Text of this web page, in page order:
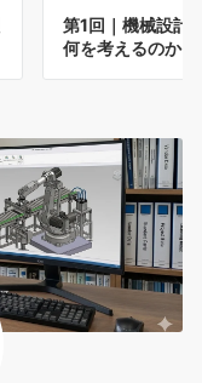
第1回｜機械設計
何を考えるのか